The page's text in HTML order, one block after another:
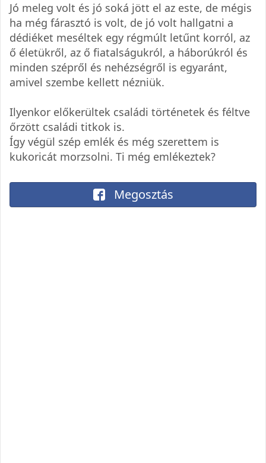
Jó meleg volt és jó soká jött el az este, de mégis
ha még fárasztó is volt, de jó volt hallgatni a
dédiéket meséltek egy régmúlt letűnt korról, az
ő életükről, az ő fiatalságukról, a háborúkról és
minden szépről és nehézségről is egyaránt,
amivel szembe kellett nézniük.
Ilyenkor előkerültek családi történetek és féltve
őrzött családi titkok is.
Így végül szép emlék és még szerettem is
kukoricát morzsolni. Ti még emlékeztek?
Megosztás